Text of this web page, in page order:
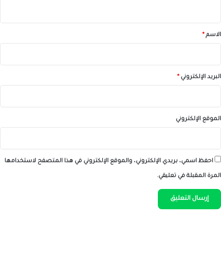
*الاسم *
البريد الإلكتروني *
الموقع الإلكتروني
احفظ اسمي، بريدي الإلكتروني، والموقع الإلكتروني في هذا المتصفح لاستخدامها
المرة المقبلة في تعليقي.